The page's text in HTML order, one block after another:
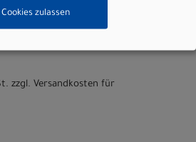
- Jetzt anfragen!
zzgl. Versandkosten für
zulassen